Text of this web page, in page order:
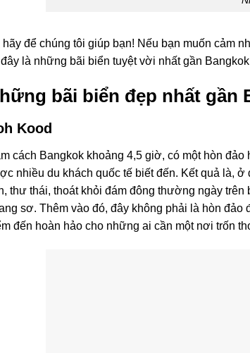
hãy để chúng tôi giúp bạn! Nếu bạn muốn cảm
là những bãi biển tuyệt vời nhất gần
bãi biển đẹp nhất gần
Kood
cách Bangkok khoảng 4,5 giờ, có một hòn
nhiều du khách quốc tế biết đến. Kết quả là,
thư thái, thoát khỏi đám đông thường ngày
sơ. Thêm vào đó, đây không phải là hòn
đến hoàn hảo cho những ai cần một nơi trốn